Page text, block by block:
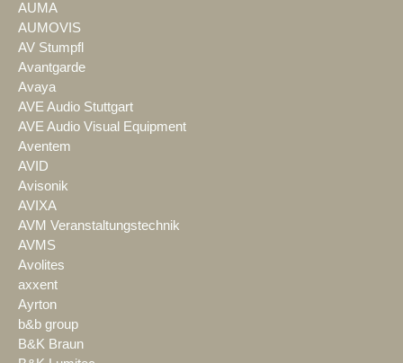
AUMA
AUMOVIS
AV Stumpfl
Avantgarde
Avaya
AVE Audio Stuttgart
AVE Audio Visual Equipment
Aventem
AVID
Avisonik
AVIXA
AVM Veranstaltungstechnik
AVMS
Avolites
axxent
Ayrton
b&b group
B&K Braun